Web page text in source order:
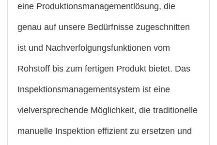
eine Produktionsmanagementlösung, die
genau auf unsere Bedürfnisse zugeschnitten
ist und Nachverfolgungsfunktionen vom
Rohstoff bis zum fertigen Produkt bietet. Das
Inspektionsmanagementsystem ist eine
vielversprechende Möglichkeit, die traditionelle
manuelle Inspektion effizient zu ersetzen und